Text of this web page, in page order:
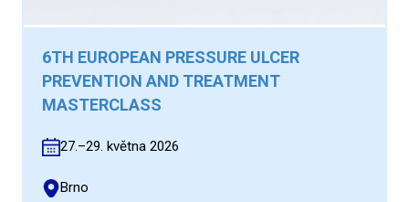
6TH EUROPEAN PRESSURE ULCER
PREVENTION AND TREATMENT
MASTERCLASS
27.–29. května 2026
Brno